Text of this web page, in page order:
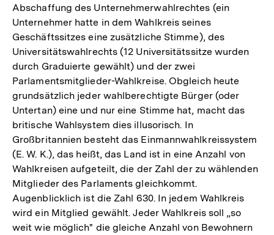
Abschaffung des Unternehmerwahlrechtes (ein
Unternehmer hatte in dem Wahlkreis seines
Geschäftssitzes eine zusätzliche Stimme), des
Universitätswahlrechts (12 Universitätssitze wurden
durch Graduierte gewählt) und der zwei
Parlamentsmitglieder-Wahlkreise. Obgleich heute
grundsätzlich jeder wahlberechtigte Bürger (oder
Untertan) eine und nur eine Stimme hat, macht das
britische Wahlsystem dies illusorisch. In
Großbritannien besteht das Einmannwahlkreissystem
(E. W. K.), das heißt, das Land ist in eine Anzahl von
Wahlkreisen aufgeteilt, die der Zahl der zu wählenden
Mitglieder des Parlaments gleichkommt.
Augenblicklich ist die Zahl 630. In jedem Wahlkreis
wird ein Mitglied gewählt. Jeder Wahlkreis soll „so
weit wie möglich" die gleiche Anzahl von Bewohnern